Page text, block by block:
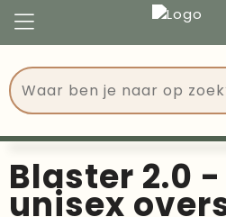
Tassen
Drinkwaren
Congres
Events
Kerst
Blaster 2.0
unisex